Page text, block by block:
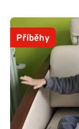
Příběhy